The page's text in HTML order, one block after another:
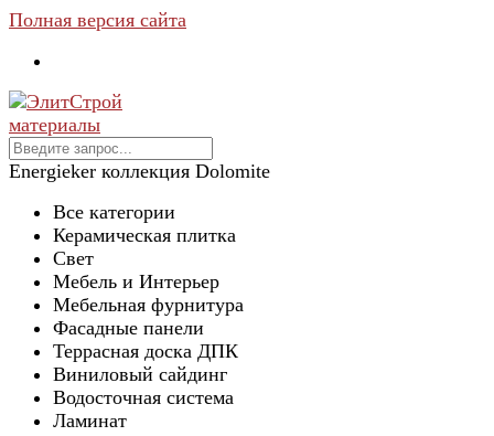
Полная версия сайта
Energieker коллекция Dolomite
Все категории
Керамическая плитка
Свет
Мебель и Интерьер
Мебельная фурнитура
Фасадные панели
Террасная доска ДПК
Виниловый сайдинг
Водосточная система
Ламинат